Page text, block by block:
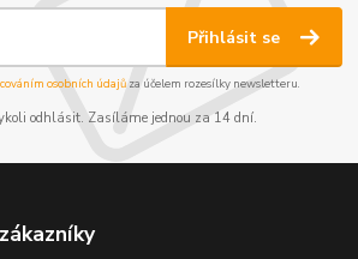
Přihlásit se
osobních údajůza účelem rozesílky newsletteru.
odhlásit. Zasíláme jednou za 14 dní.